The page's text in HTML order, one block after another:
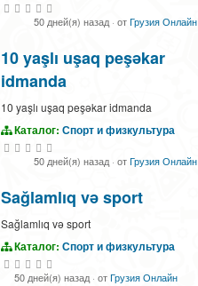
50 дней(я) назад· отГрузия Онлайн
10 yaşlı uşaq peşəkar
idmanda
10 yaşlı uşaq peşəkar idmanda
Каталог: Спорт и физкультура
50 дней(я) назад· отГрузия Онлайн
Sağlamlıq və sport
Sağlamlıq və sport
Каталог: Спорт и физкультура
50 дней(я) назад· отГрузия Онлайн